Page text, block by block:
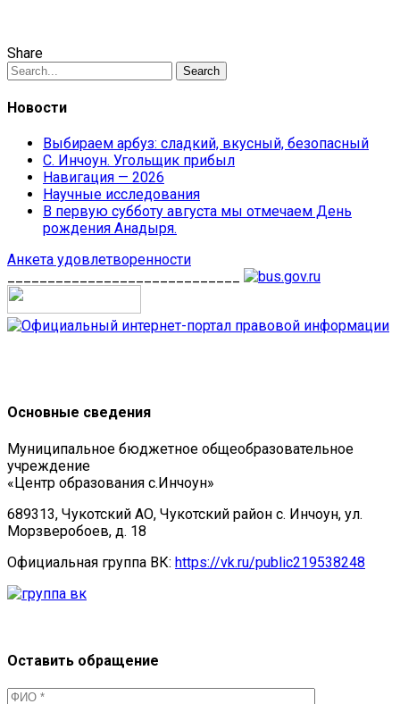
Share
Search
Новости
Выбираем арбуз: сладкий, вкусный, безопасный
С. Инчоун. Угольщик прибыл
Навигация — 2026
Научные исследования
В первую субботу августа мы отмечаем День
рождения Анадыря.
Анкета удовлетворенности
Основные сведения
Муниципальное бюджетное общеобразовательное
учреждение
«Центр образования с.Инчоун»
689313, Чукотский АО, Чукотский район с. Инчоун, ул.
Морзверобоев, д. 18
Официальная группа ВК: https://vk.ru/public219538248
Оставить обращение